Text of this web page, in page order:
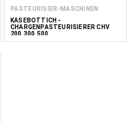
PASTEURISIER-MASCHINEN
KÄSEBOTTICH -
CHARGENPASTEURISIERER CHV
200,300,500